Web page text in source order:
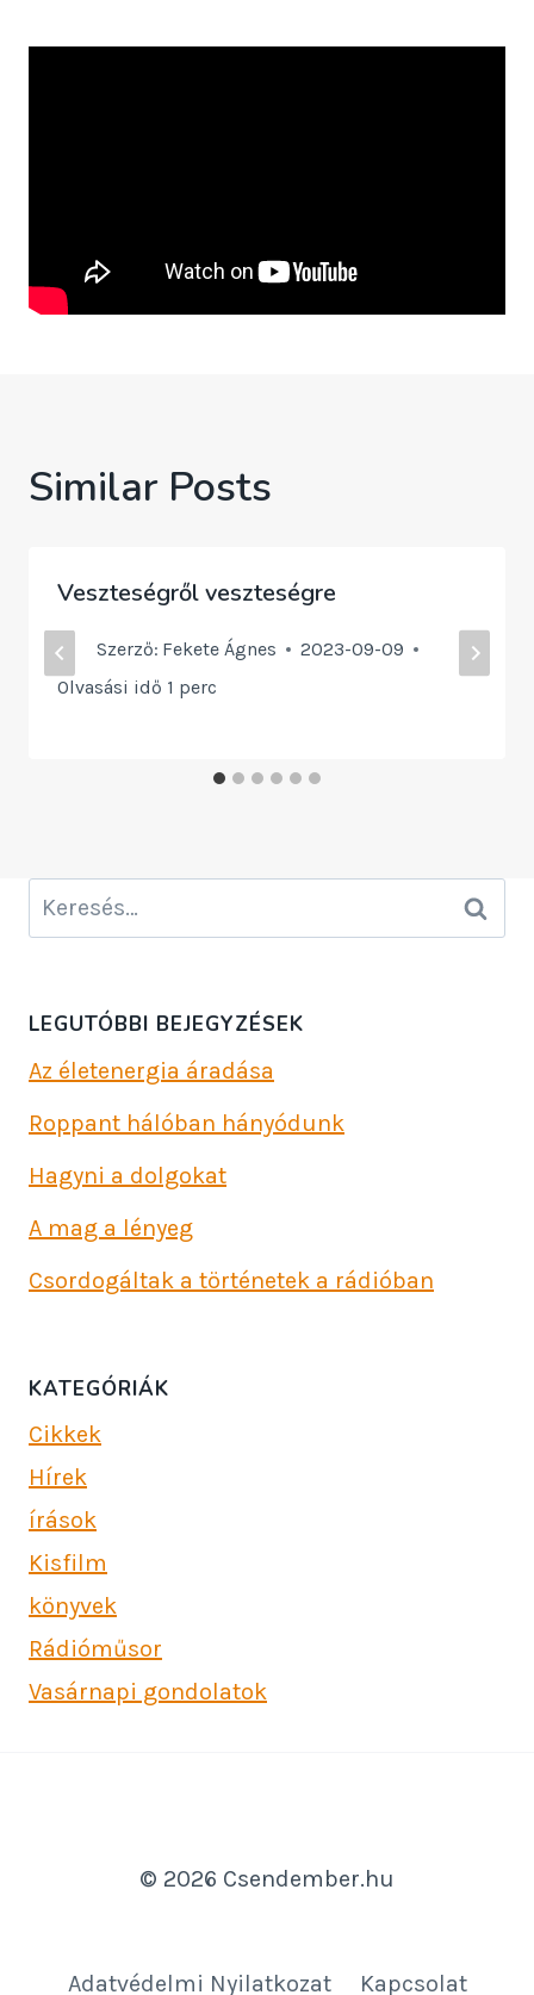
Similar Posts
Veszteségről veszteségre
Szerző: Fekete Ágnes
2023-09-09
Olvasási idő 1 perc
Keresés:
LEGUTÓBBI BEJEGYZÉSEK
Az életenergia áradása
Roppant hálóban hányódunk
Hagyni a dolgokat
A mag a lényeg
Csordogáltak a történetek a rádióban
KATEGÓRIÁK
Cikkek
Hírek
írások
Kisfilm
könyvek
Rádióműsor
Vasárnapi gondolatok
© 2026 Csendember.hu
Adatvédelmi Nyilatkozat Kapcsolat